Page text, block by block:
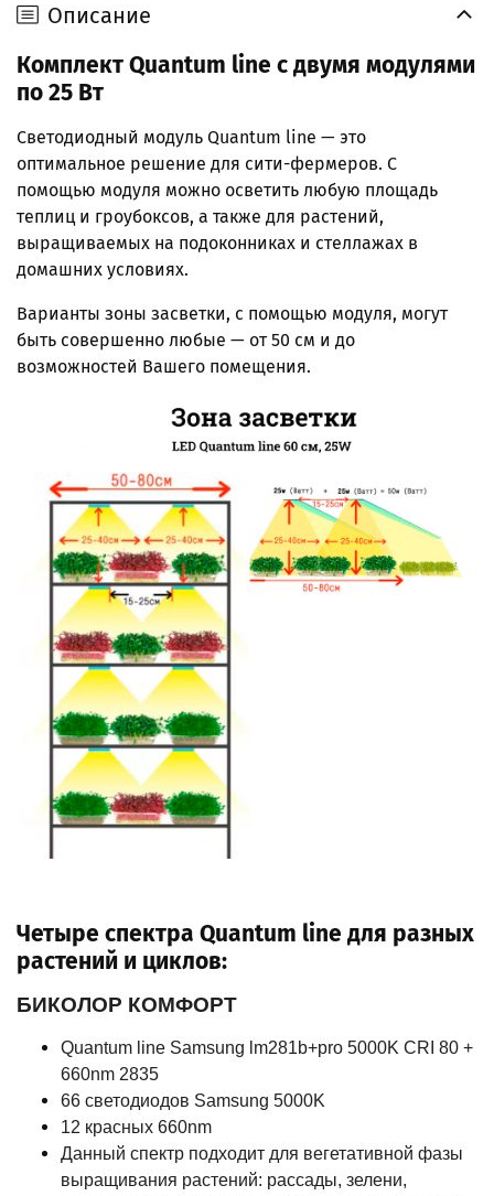
Описание
Комплект Quantum line с двумя модулями
по 25 Вт
Светодиодный модуль Quantum line — это
оптимальное решение для сити-фермеров. С
помощью модуля можно осветить любую площадь
теплиц и гроубоксов, а также для растений,
выращиваемых на подоконниках и стеллажах в
домашних условиях.
Варианты зоны засветки, с помощью модуля, могут
быть совершенно любые — от 50 см и до
возможностей Вашего помещения.
Четыре спектра Quantum line для разных
растений и циклов:
БИКОЛОР КОМФОРТ
Quantum line Samsung lm281b+pro 5000K CRI 80 +
660nm 2835
66 светодиодов Samsung 5000K
12 красных 660nm
Данный спектр подходит для вегетативной фазы
выращивания растений: рассады, зелени,